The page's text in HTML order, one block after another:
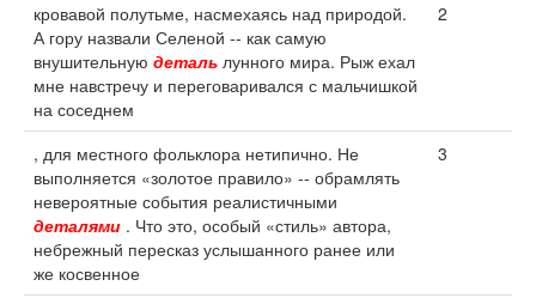
кровавой полутьме, насмехаясь над природой.
А гору назвали Селеной -- как самую
внушительную деталь лунного мира. Рыж ехал
мне навстречу и переговаривался с мальчишкой
на соседнем
2
, для местного фольклора нетипично. Не
выполняется «золотое правило» -- обрамлять
невероятные события реалистичными
деталями . Что это, особый «стиль» автора,
небрежный пересказ услышанного ранее или
же косвенное
3